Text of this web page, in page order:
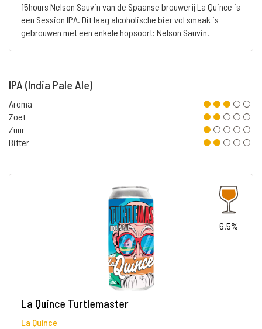
15hours Nelson Sauvin van de Spaanse brouwerij La Quince is
een Session IPA. Dit laag alcoholische bier vol smaak is
gebrouwen met een enkele hopsoort: Nelson Sauvin.
IPA (India Pale Ale)
Aroma
Zoet
Zuur
Bitter
6.5%
La Quince Turtlemaster
La Quince